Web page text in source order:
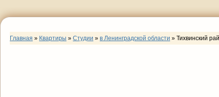
Главная » Квартиры » Студии » в Ленинградской области » Тихвинский